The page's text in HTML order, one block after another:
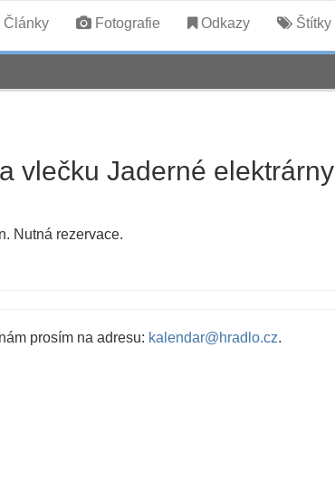
Články Fotografie Odkazy Štítky
vlečku Jaderné elektrárny
Nutná rezervace.
prosím na adresu: kalendar@hradlo.cz.